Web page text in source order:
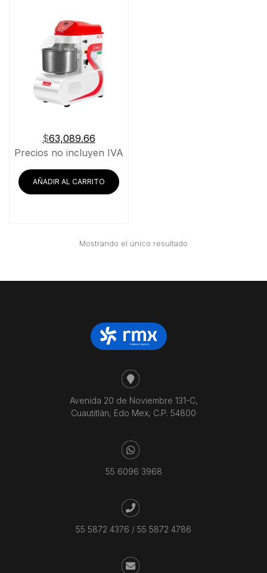
$63,089.66
Precios no incluyen IVA
AÑADIR AL CARRITO
Mostrando el único resultado
Avenida 20 de Noviembre 131-C,
Cuautitlán, Edo Mex, C.P. 54800
55 6096 3968
55 5872 4376 / 55 5872 4786